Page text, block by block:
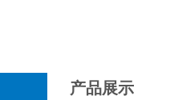
产品展示